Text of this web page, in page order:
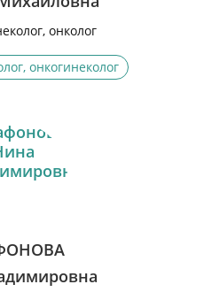
онколог
онкогинеколог